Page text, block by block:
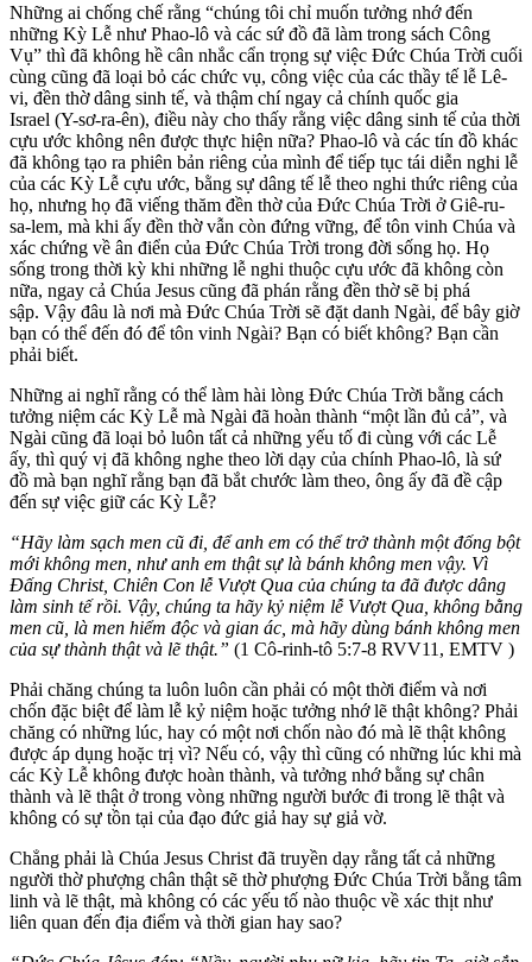
Những ai chống chế rằng “chúng tôi chỉ muốn tưởng nhớ đến
những Kỳ Lễ như Phao-lô và các sứ đồ đã làm trong sách Công
Vụ” thì đã không hề cân nhắc cẩn trọng sự việc Đức Chúa Trời cuối
cùng cũng đã loại bỏ các chức vụ, công việc của các thầy tế lễ Lê-
vi, đền thờ dâng sinh tế, và thậm chí ngay cả chính quốc gia
Israel (Y-sơ-ra-ên), điều này cho thấy rằng việc dâng sinh tế của thời
cựu ước không nên được thực hiện nữa? Phao-lô và các tín đồ khác
đã không tạo ra phiên bản riêng của mình để tiếp tục tái diễn nghi lễ
của các Kỳ Lễ cựu ước, bằng sự dâng tế lễ theo nghi thức riêng của
họ, nhưng họ đã viếng thăm đền thờ của Đức Chúa Trời ở Giê-ru-
sa-lem, mà khi ấy đền thờ vẫn còn đứng vững, để tôn vinh Chúa và
xác chứng về ân điển của Đức Chúa Trời trong đời sống họ. Họ
sống trong thời kỳ khi những lễ nghi thuộc cựu ước đã không còn
nữa, ngay cả Chúa Jesus cũng đã phán rằng đền thờ sẽ bị phá
sập. Vậy đâu là nơi mà Đức Chúa Trời sẽ đặt danh Ngài, để bây giờ
bạn có thể đến đó để tôn vinh Ngài? Bạn có biết không? Bạn cần
phải biết.
Những ai nghĩ rằng có thể làm hài lòng Đức Chúa Trời bằng cách
tưởng niệm các Kỳ Lễ mà Ngài đã hoàn thành “một lần đủ cả”, và
Ngài cũng đã loại bỏ luôn tất cả những yếu tố đi cùng với các Lễ
ấy, thì quý vị đã không nghe theo lời dạy của chính Phao-lô, là sứ
đồ mà bạn nghĩ rằng bạn đã bắt chước làm theo, ông ấy đã đề cập
đến sự việc giữ các Kỳ Lễ?
“Hãy làm sạch men cũ đi, để anh em có thể trở thành một đống bột
mới không men, như anh em thật sự là bánh không men vậy. Vì
Đấng Christ, Chiên Con lễ Vượt Qua của chúng ta đã được dâng
làm sinh tế rồi. Vậy, chúng ta hãy kỷ niệm lễ Vượt Qua, không bằng
men cũ, là men hiểm độc và gian ác, mà hãy dùng bánh không men
của sự thành thật và lẽ thật.” (1 Cô-rinh-tô 5:7-8 RVV11, EMTV )
Phải chăng chúng ta luôn luôn cần phải có một thời điểm và nơi
chốn đặc biệt để làm lễ kỷ niệm hoặc tưởng nhớ lẽ thật không? Phải
chăng có những lúc, hay có một nơi chốn nào đó mà lẽ thật không
được áp dụng hoặc trị vì? Nếu có, vậy thì cũng có những lúc khi mà
các Kỳ Lễ không được hoàn thành, và tưởng nhớ bằng sự chân
thành và lẽ thật ở trong vòng những người bước đi trong lẽ thật và
không có sự tồn tại của đạo đức giả hay sự giả vờ.
Chẳng phải là Chúa Jesus Christ đã truyền dạy rằng tất cả những
người thờ phượng chân thật sẽ thờ phượng Đức Chúa Trời bằng tâm
linh và lẽ thật, mà không có các yếu tố nào thuộc về xác thịt như
liên quan đến địa điểm và thời gian hay sao?